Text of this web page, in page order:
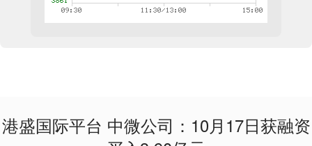
港盛国际平台 中微公司：10月17日获融资